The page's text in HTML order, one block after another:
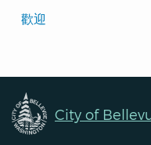
Translated
歡迎
City of